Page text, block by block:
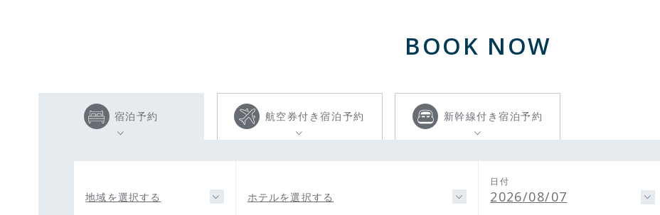
BOOK NOW
宿泊予約 航空券付き宿泊予約 新幹線付き宿泊予約
地域を選択する ホテルを選択する
日付
2026/08/07